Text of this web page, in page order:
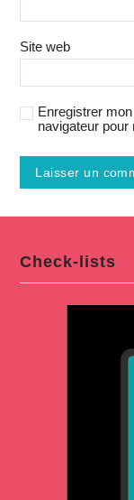
Site web
Enregistrer
navigateur
Check-lists